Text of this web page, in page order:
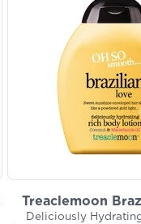
Treaclemoon
Deliciously